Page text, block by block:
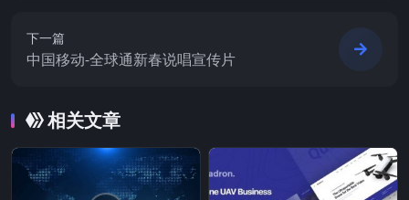
下一篇
中国移动-全球通新春说唱宣传片
相关文章